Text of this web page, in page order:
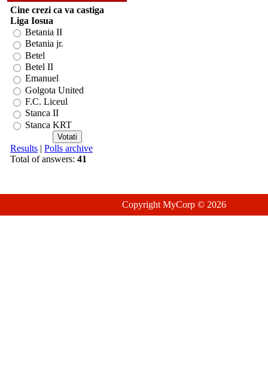
Cine crezi ca va castiga
Liga Iosua
Betania II
Betania jr.
Betel
Betel II
Emanuel
Golgota United
F.C. Liceul
Stanca II
Stanca KRT
Results | Polls archive
Total of answers: 41
Copyright MyCorp © 2026